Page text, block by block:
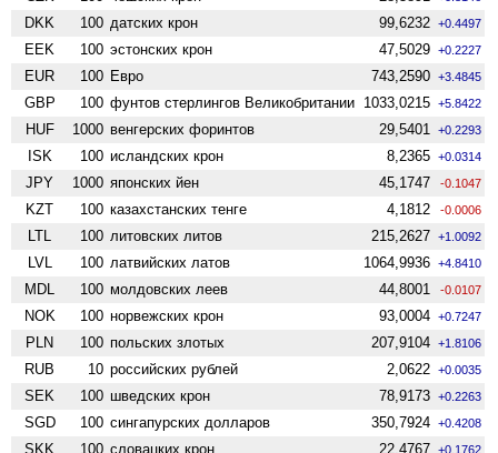
DKK 100 датских крон 99,6232 +0.4497
EEK 100 эстонских крон 47,5029 +0.2227
EUR 100 Евро 743,2590 +3.4845
GBP 100 фунтов стерлингов Велико­британии 1033,0215 +5.8422
HUF 1000 венгерских форинтов 29,5401 +0.2293
ISK 100 исландских крон 8,2365 +0.0314
JPY 1000 японских йен 45,1747 -0.1047
KZT 100 казахстанских тенге 4,1812 -0.0006
LTL 100 литовских литов 215,2627 +1.0092
LVL 100 латвийских латов 1064,9936 +4.8410
MDL 100 молдовских леев 44,8001 -0.0107
NOK 100 норвежских крон 93,0004 +0.7247
PLN 100 польских злотых 207,9104 +1.8106
RUB 10 российских рублей 2,0622 +0.0035
SEK 100 шведских крон 78,9173 +0.2263
SGD 100 сингапурских долларов 350,7924 +0.4208
SKK 100 словацких крон 22,4767 +0.1762